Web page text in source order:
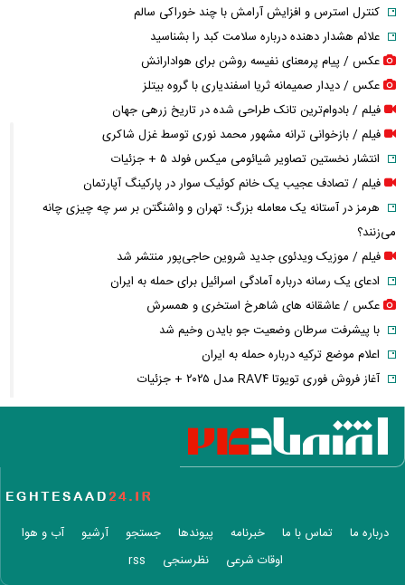
کنترل استرس و افزایش آرامش با چند خوراکی سالم
علائم هشدار دهنده درباره سلامت کبد را بشناسید
عکس / پیام پرمعنای نفیسه روشن برای هوادارانش
عکس / دیدار صمیمانه ثریا اسفندیاری با گروه بیتلز
فیلم / بادوام‌ترین تانک طراحی شده در تاریخ زرهی جهان
فیلم / بازخوانی ترانه مشهور محمد نوری توسط غزل شاکری
انتشار نخستین تصاویر شیائومی میکس فولد ۵ + جزئیات
فیلم / تصادف عجیب یک خانم کوئیک سوار در پارکینگ آپارتمان
هرمز در آستانه یک معامله بزرگ؛ تهران و واشنگتن بر سر چه چیزی چانه
می‌زنند؟
فیلم / موزیک ویدئوی جدید شروین حاجی‌پور منتشر شد
ادعای یک رسانه درباره آمادگی اسرائیل برای حمله به ایران
عکس / عاشقانه های شاهرخ استخری و همسرش
با پیشرفت سرطان وضعیت جو بایدن وخیم شد
اعلام موضع ترکیه درباره حمله به ایران
آغاز فروش فوری تویوتا RAV۴ مدل ۲۰۲۵ + جزئیات
فیلم / پوتین رابط میان ایران و اسرائیل شد
انصراف خواننده زن ایرانی از اجرای کنسرت با بیژن مرتضوی
اعلام قیمت بلیت اتوبوس مشهد در دهه آخر صفر + جزئیات
افشاگری مهدی طارمی درباره رابطه احساسی با سحر قریشی
عکس / ورزش لاکچری الهام پاوه نژاد در میانه تابستان
درباره ما تماس با ما خبرنامه پیوندها جستجو آرشیو
آب و هوا
اوقات شرعی
نظرسنجی rss